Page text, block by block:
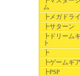
ム
┣メガドラ
┣サターン
┣ドリーム
ト
┣
┣ゲームギア
┣PSP